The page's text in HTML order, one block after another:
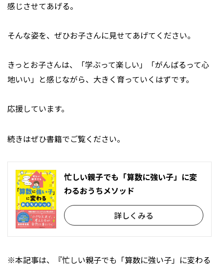
感じさせてあげる。
そんな姿を、ぜひお子さんに見せてあげてください。
きっとお子さんは、「学ぶって楽しい」「がんばるって心
地いい」と感じながら、大きく育っていくはずです。
応援しています。
続きはぜひ書籍でご覧ください。
忙しい親子でも「算数に強い子」に変
わるおうちメソッド
詳しくみる
※本記事は、『忙しい親子でも「算数に強い子」に変わる